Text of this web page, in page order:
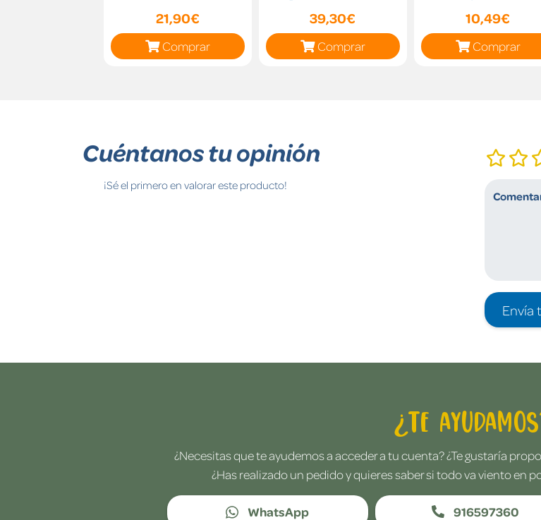
21,90€
Comprar
39,30€
Comprar
10,49€
Comprar
Cuéntanos tu opinión
¡Sé el primero en valorar este producto!
Envía
¿Te
¿Necesitas que te ayudemos a acceder a tu cuenta? ¿Te gustaría
¿Has realizado un pedido y quieres saber si todo va viento en
WhatsApp 916597360